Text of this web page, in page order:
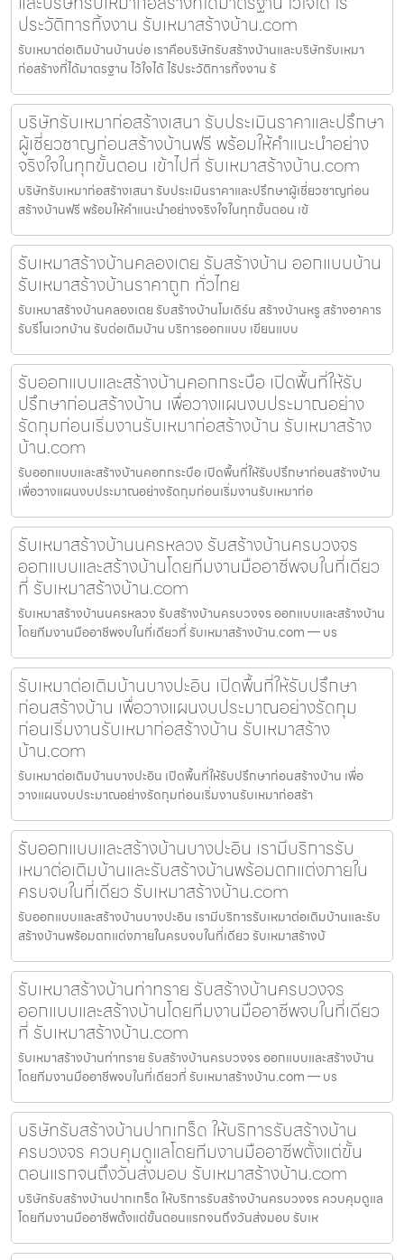
ประวัติการทิ้งงาน รับเหมาสร้างบ้าน.com
รับเหมาต่อเติมบ้านบ้านบ่อ เราคือบริษัทรับสร้างบ้านและบริษัทรับเหมา
ก่อสร้างที่ได้มาตรฐาน ไว้ใจได้ ไร้ประวัติการทิ้งงาน รั
บริษัทรับเหมาก่อสร้างเสนา รับประเมินราคาและปรึกษา
ผู้เชี่ยวชาญก่อนสร้างบ้านฟรี พร้อมให้คำแนะนำอย่าง
จริงใจในทุกขั้นตอน เข้าไปที่ รับเหมาสร้างบ้าน.com
บริษัทรับเหมาก่อสร้างเสนา รับประเมินราคาและปรึกษาผู้เชี่ยวชาญก่อน
สร้างบ้านฟรี พร้อมให้คำแนะนำอย่างจริงใจในทุกขั้นตอน เข้
รับเหมาสร้างบ้านคลองเตย รับสร้างบ้าน ออกแบบบ้าน
รับเหมาสร้างบ้านราคาถูก ทั่วไทย
รับเหมาสร้างบ้านคลองเตย รับสร้างบ้านโมเดิร์น สร้างบ้านหรู สร้างอาคาร
รับรีโนเวทบ้าน รับต่อเติมบ้าน บริการออกแบบ เขียนแบบ
รับออกแบบและสร้างบ้านคอกกระบือ เปิดพื้นที่ให้รับ
ปรึกษาก่อนสร้างบ้าน เพื่อวางแผนงบประมาณอย่าง
รัดกุมก่อนเริ่มงานรับเหมาก่อสร้างบ้าน รับเหมาสร้าง
บ้าน.com
รับออกแบบและสร้างบ้านคอกกระบือ เปิดพื้นที่ให้รับปรึกษาก่อนสร้างบ้าน
เพื่อวางแผนงบประมาณอย่างรัดกุมก่อนเริ่มงานรับเหมาก่อ
รับเหมาสร้างบ้านนครหลวง รับสร้างบ้านครบวงจร
ออกแบบและสร้างบ้านโดยทีมงานมืออาชีพจบในที่เดียว
ที่ รับเหมาสร้างบ้าน.com
รับเหมาสร้างบ้านนครหลวง รับสร้างบ้านครบวงจร ออกแบบและสร้างบ้าน
โดยทีมงานมืออาชีพจบในที่เดียวที่ รับเหมาสร้างบ้าน.com — บร
รับเหมาต่อเติมบ้านบางปะอิน เปิดพื้นที่ให้รับปรึกษา
ก่อนสร้างบ้าน เพื่อวางแผนงบประมาณอย่างรัดกุม
ก่อนเริ่มงานรับเหมาก่อสร้างบ้าน รับเหมาสร้าง
บ้าน.com
รับเหมาต่อเติมบ้านบางปะอิน เปิดพื้นที่ให้รับปรึกษาก่อนสร้างบ้าน เพื่อ
วางแผนงบประมาณอย่างรัดกุมก่อนเริ่มงานรับเหมาก่อสร้า
รับออกแบบและสร้างบ้านบางปะอิน เรามีบริการรับ
เหมาต่อเติมบ้านและรับสร้างบ้านพร้อมตกแต่งภายใน
ครบจบในที่เดียว รับเหมาสร้างบ้าน.com
รับออกแบบและสร้างบ้านบางปะอิน เรามีบริการรับเหมาต่อเติมบ้านและรับ
สร้างบ้านพร้อมตกแต่งภายในครบจบในที่เดียว รับเหมาสร้างบ้
รับเหมาสร้างบ้านท่าทราย รับสร้างบ้านครบวงจร
ออกแบบและสร้างบ้านโดยทีมงานมืออาชีพจบในที่เดียว
ที่ รับเหมาสร้างบ้าน.com
รับเหมาสร้างบ้านท่าทราย รับสร้างบ้านครบวงจร ออกแบบและสร้างบ้าน
โดยทีมงานมืออาชีพจบในที่เดียวที่ รับเหมาสร้างบ้าน.com — บร
บริษัทรับสร้างบ้านปากเกร็ด ให้บริการรับสร้างบ้าน
ครบวงจร ควบคุมดูแลโดยทีมงานมืออาชีพตั้งแต่ขั้น
ตอนแรกจนถึงวันส่งมอบ รับเหมาสร้างบ้าน.com
บริษัทรับสร้างบ้านปากเกร็ด ให้บริการรับสร้างบ้านครบวงจร ควบคุมดูแล
โดยทีมงานมืออาชีพตั้งแต่ขั้นตอนแรกจนถึงวันส่งมอบ รับเห